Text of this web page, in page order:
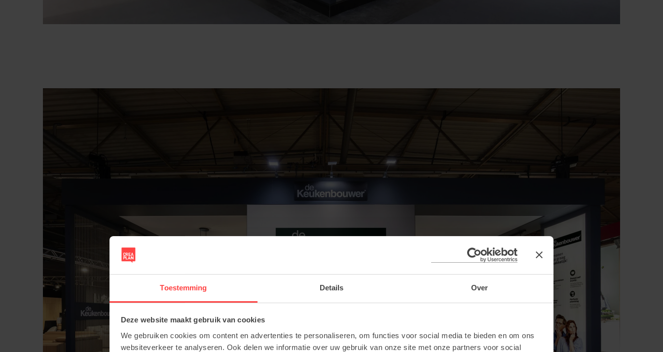
Toestemming Details Over
Deze website maakt gebruik van cookies
We gebruiken cookies om content en advertenties te personaliseren, om functies voor social media te bieden en om ons
websiteverkeer te analyseren. Ook delen we informatie over uw gebruik van onze site met onze partners voor social